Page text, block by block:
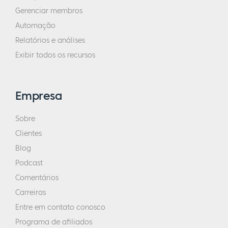
sobre o que você não precisa fazer. Porque
parece que com a publicidade no Facebook
ou tudo o que você lê em blogs, parece que
professores. Parecia que você tinha que
estar em todos os lugares, no Google+, no
Twitter e em todos os outros canais. E era
difícil para as pessoas aprenderem a dizer
não.
Mas, por fim, ao trabalhar em meu nicho,
percebi que meu superpoder e minha
Gerenciar membros
Automação
Relatórios e análises
Exibir todos os recursos
Empresa
Sobre
Clientes
Blog
Podcast
Comentários
Carreiras
Entre em contato conosco
Programa de afiliados